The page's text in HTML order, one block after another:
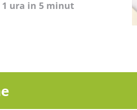
1 ura in 5 minut